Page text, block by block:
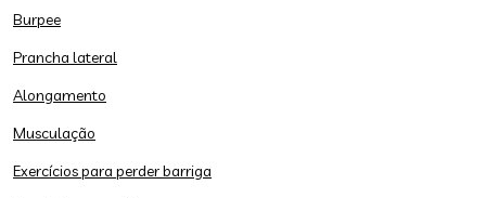
Burpee
Prancha lateral
Alongamento
Musculação
Exercícios para perder barriga